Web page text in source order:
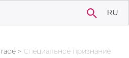
RU
> Специальное признание